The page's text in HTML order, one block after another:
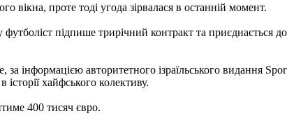
вікна, проте тоді угода зірвалася в останній момент.
підпише трирічний контракт та приєднається
інформацією авторитетного ізраїльського видання
хайфського колективу.
400 тисяч євро.